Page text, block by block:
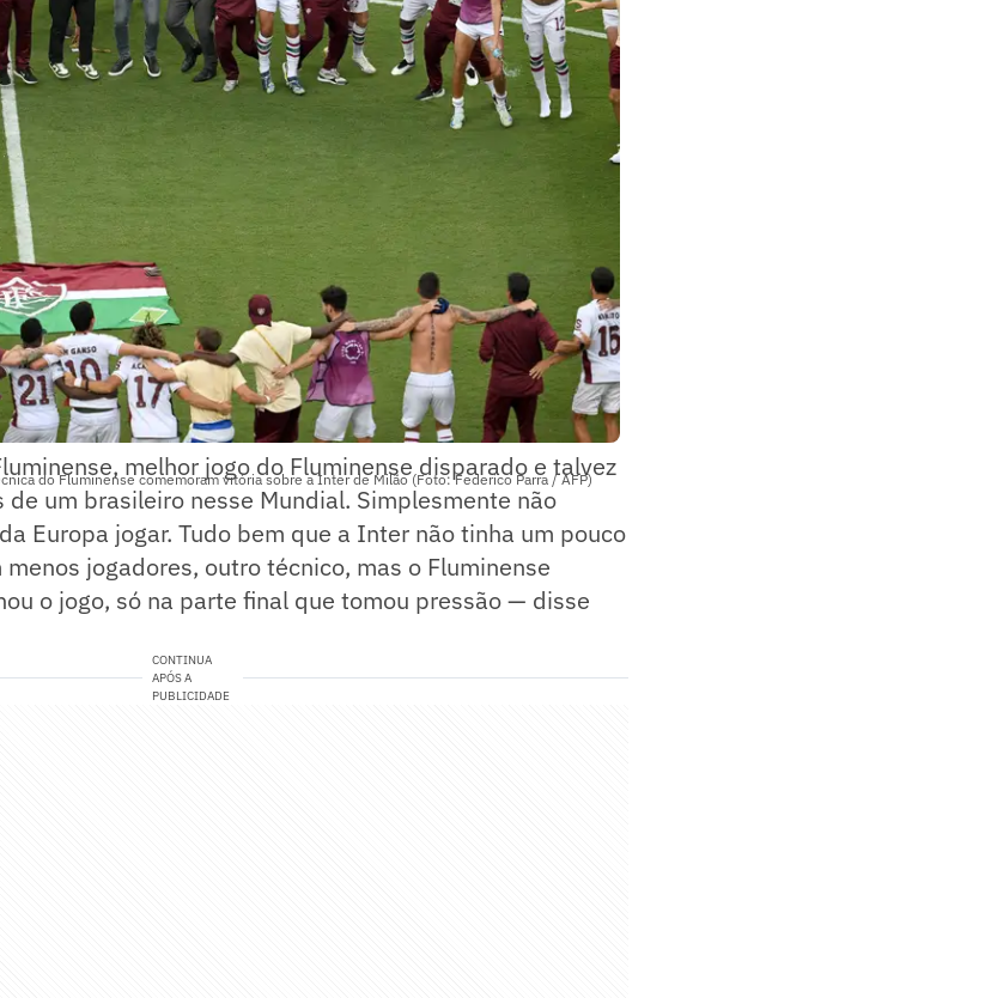
do Fluminense comemoram vitória sobre a Inter de Milão (Foto: Federico Parra / AFP)
melhor jogo do Fluminense disparado e talvez
de um brasileiro nesse Mundial. Simplesmente não
Europa jogar. Tudo bem que a Inter não tinha um pouco
jogadores, outro técnico, mas o Fluminense
o jogo, só na parte final que tomou pressão — disse
CONTINUA
APÓS A
PUBLICIDADE